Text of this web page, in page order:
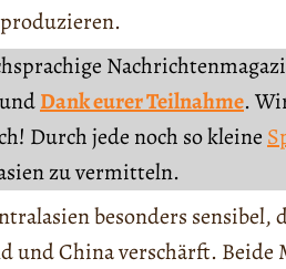
Dank eurer Teilnahme.
Durch jede noch so kleine
zu vermitteln.
besonders sensibel,
und China verschärft. Beide